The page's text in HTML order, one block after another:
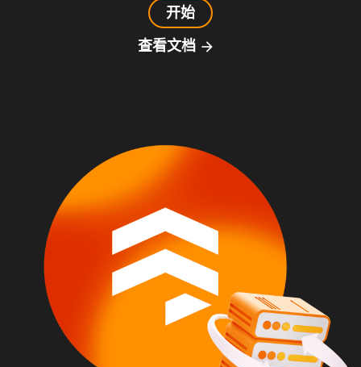
开始
查看文档 arrow_forward